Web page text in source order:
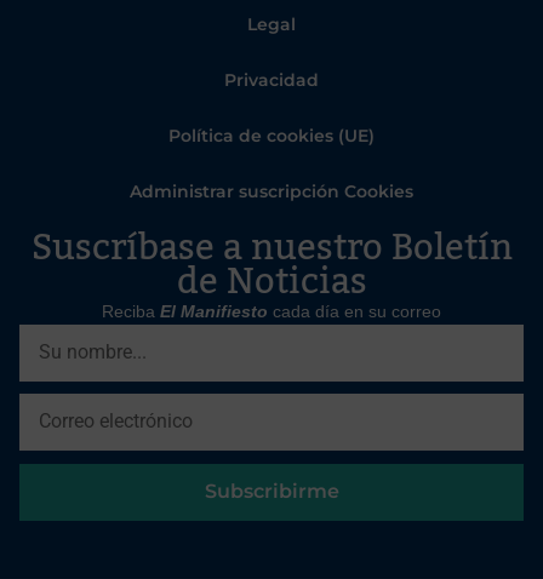
Legal
Privacidad
Política de cookies (UE)
Administrar suscripción Cookies
Suscríbase a nuestro Boletín
de Noticias
Reciba El Manifiesto cada día en su correo
Subscribirme